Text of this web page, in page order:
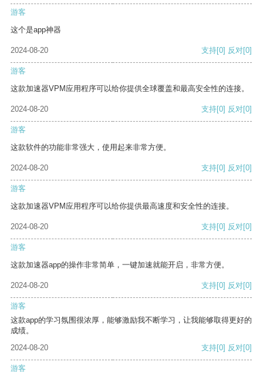
游客
这个是app神器
2024-08-20 支持[0] 反对[0]
游客
这款加速器VPM应用程序可以给你提供全球覆盖和最高安全性的连接。
2024-08-20 支持[0] 反对[0]
游客
这款软件的功能非常强大，使用起来非常方便。
2024-08-20 支持[0] 反对[0]
游客
这款加速器VPM应用程序可以给你提供最高速度和安全性的连接。
2024-08-20 支持[0] 反对[0]
游客
这款加速器app的操作非常简单，一键加速就能开启，非常方便。
2024-08-20 支持[0] 反对[0]
游客
这款app的学习氛围很浓厚，能够激励我不断学习，让我能够取得更好的
成绩。
2024-08-20
支持[0] 反对[0]
游客